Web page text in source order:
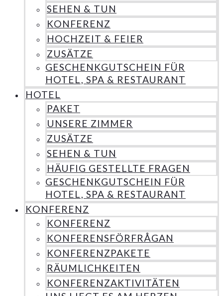
SEHEN & TUN
KONFERENZ
HOCHZEIT & FEIER
ZUSÄTZE
GESCHENKGUTSCHEIN FÜR
HOTEL, SPA & RESTAURANT
HOTEL
PAKET
UNSERE ZIMMER
ZUSÄTZE
SEHEN & TUN
HÄUFIG GESTELLTE FRAGEN
GESCHENKGUTSCHEIN FÜR
HOTEL, SPA & RESTAURANT
KONFERENZ
KONFERENZ
KONFERENSFÖRFRÅGAN
KONFERENZPAKETE
RÄUMLICHKEITEN
KONFERENZAKTIVITÄTEN